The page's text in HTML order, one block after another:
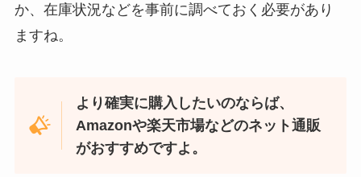
忍者めし鉄の鎧はどこに売ってる？セブン・ロー
か、在庫状況などを事前に調べておく必要があり
ますね。
より確実に購入したいのならば、
Amazonや楽天市場などのネット通販
がおすすめですよ。